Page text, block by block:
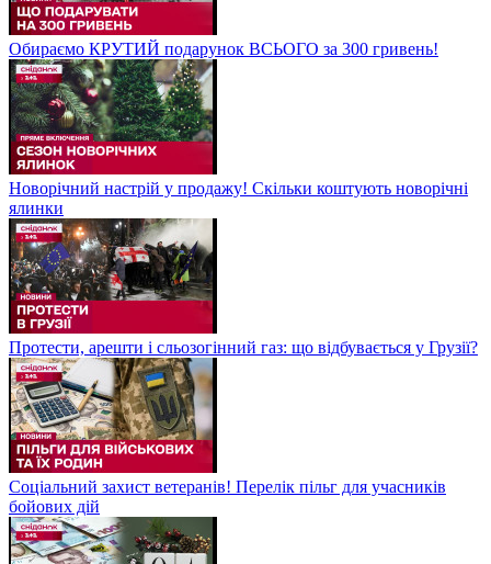
Обираємо КРУТИЙ подарунок ВСЬОГО за 300 гривень!
Новорічний настрій у продажу! Скільки коштують новорічні
ялинки
Протести, арешти і сльозогінний газ: що відбувається у Грузії?
Соціальний захист ветеранів! Перелік пільг для учасників
бойових дій